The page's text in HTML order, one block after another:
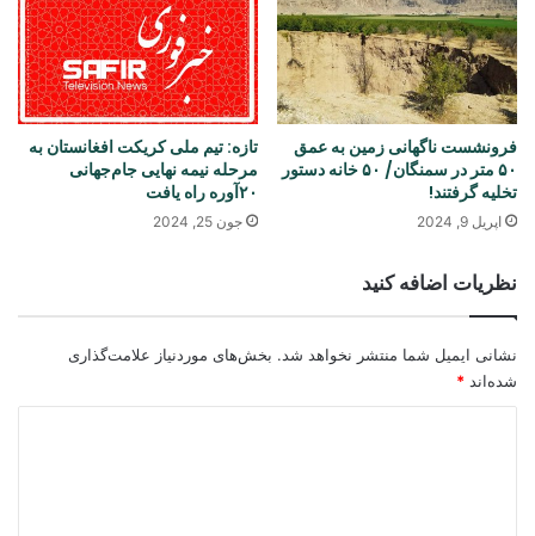
فرونشست ناگهانی زمین به عمق
۵۰ متر در سمنگان/ ۵۰ خانه دستور
تخلیه گرفتند!
اپریل 9, 2024
تازه: تیم ملی کریکت افغانستان به
مرحله نیمه نهایی جام‌جهانی
۲۰آوره راه یافت
جون 25, 2024
نظریات اضافه کنید
نشانی ایمیل شما منتشر نخواهد شد. بخش‌های موردنیاز علامت‌گذاری
شده‌اند *